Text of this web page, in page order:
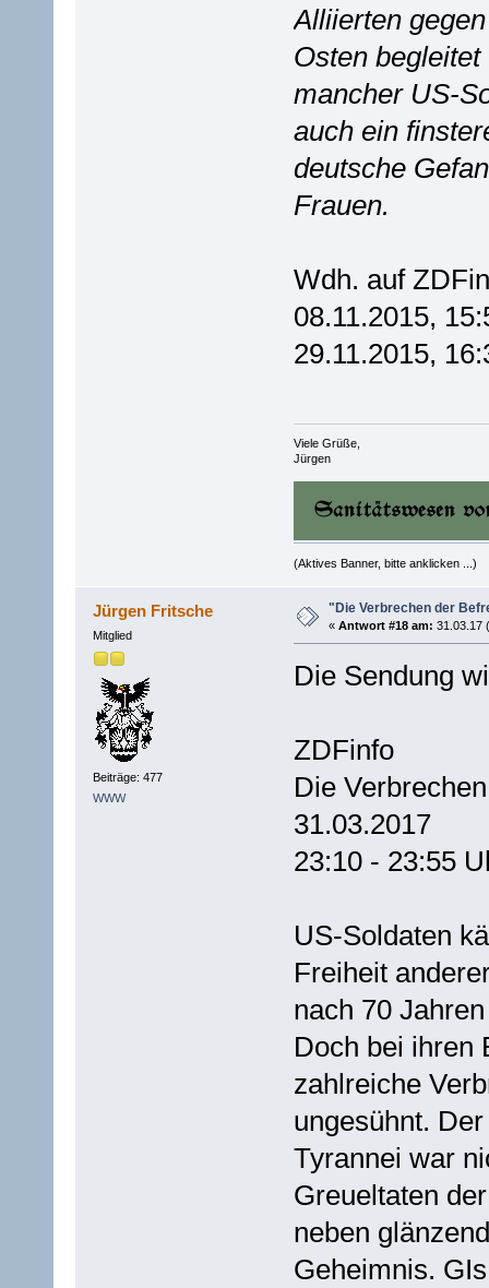
Alliierten
Osten
mancher US-
auch ein
deutsche
Frauen.
Wdh. auf
08.11.2015,
29.11.2015,
Viele Grüße,
Jürgen
(Aktives Banner, bitte anklicken ...)
Jürgen Fritsche
Mitglied
Beiträge: 477
WWW
"Die Verbrechen der
« Antwort #18 am: 31.03.17
Die Sendung
ZDFinfo
Die
31.03.2017
23:10 - 23:55
US-Soldaten
Freiheit
nach 70
Doch bei ihren
zahlreiche
ungesühnt.
Tyrannei war
Greueltaten
neben
Geheimnis.